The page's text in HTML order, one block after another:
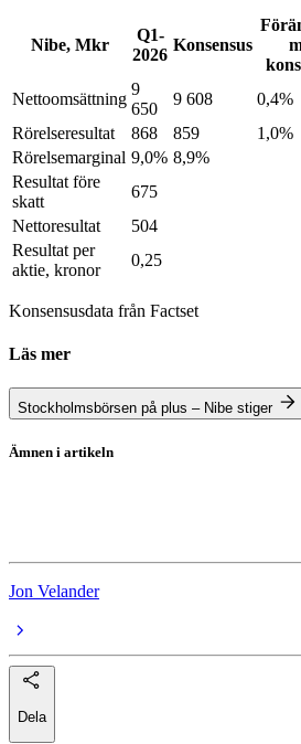
Nibe, Mkr
Q1-
2026
Konsensus
Nettoomsättning
9
650
9 608 0,4%
Rörelseresultat
868 859 1,0%
Rörelsemarginal 9,0% 8,9%
Resultat före
skatt
675
Nettoresultat
504
Resultat per
aktie, kronor
0,25
Konsensusdata från Factset
Läs mer
Stockholmsbörsen på plus – Nibe stiger
Ämnen i artikeln
Jon Velander
Dela